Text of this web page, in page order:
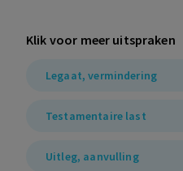
Klik voor meer uitspraken
Legaat, vermindering
Testamentaire last
Uitleg, aanvulling